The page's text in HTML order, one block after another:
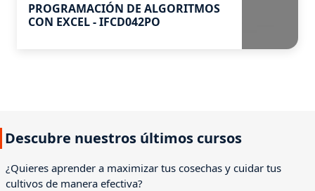
PROGRAMACIÓN DE ALGORITMOS
CON EXCEL - IFCD042PO
Descubre nuestros últimos cursos
¿Quieres aprender a maximizar tus cosechas y cuidar tus
cultivos de manera efectiva?